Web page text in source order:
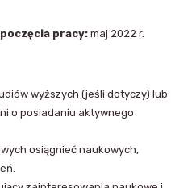
pracy: maj 2022 r.
wyższych (jeśli dotyczy) lub
o posiadaniu aktywnego
osiągnieć naukowych,